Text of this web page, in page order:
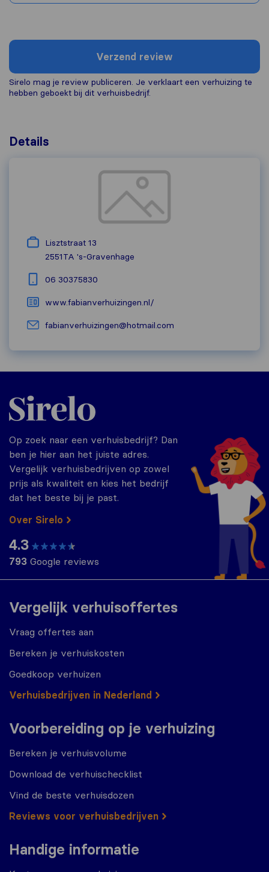
Verzend review
Sirelo mag je review publiceren. Je verklaart een verhuizing te
hebben geboekt bij dit verhuisbedrijf.
Details
Lisztstraat 13
2551TA 's-Gravenhage
06 30375830
www.fabianverhuizingen.nl/
fabianverhuizingen@hotmail.com
Vergelijk verhuisoffertes
Vraag offertes aan
Bereken je verhuiskosten
Goedkoop verhuizen
Verhuisbedrijven in Nederland
Voorbereiding op je verhuizing
Bereken je verhuisvolume
Download de verhuischecklist
Vind de beste verhuisdozen
Reviews voor verhuisbedrijven
Handige informatie
Sirelo.nl
Op zoek naar een verhuisbedrijf? Dan
ben je hier aan het juiste adres.
Vergelijk verhuisbedrijven op zowel
prijs als kwaliteit en kies het bedrijf
dat het beste bij je past.
Over Sirelo
4.3
793 Google reviews